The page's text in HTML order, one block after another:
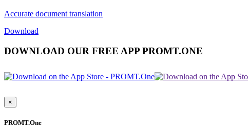
Accurate document translation
Download
DOWNLOAD OUR FREE APP PROMT.ONE
×
PROMT.One